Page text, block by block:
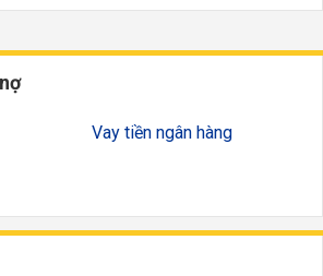
Vay tiền ngân hàng